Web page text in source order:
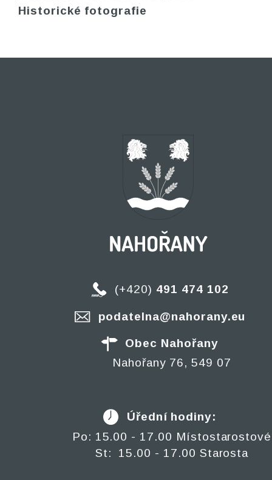
Historické fotografie
(+420) 491 474 102
podatelna@nahorany.eu
Obec Nahořany
Nahořany 76, 549 07
Úřední hodiny:
Po: 15.00 - 17.00 Místostarostové
St: 15.00 - 17.00 Starosta